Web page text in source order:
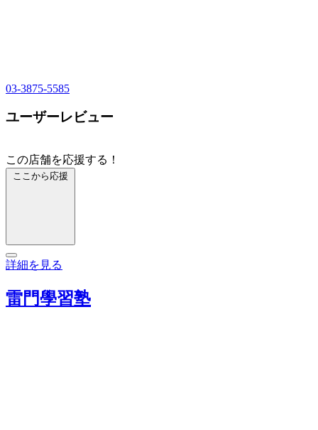
03-3875-5585
ユーザーレビュー
この店舗を応援する！
ここから応援
詳細を見る
雷門學習塾